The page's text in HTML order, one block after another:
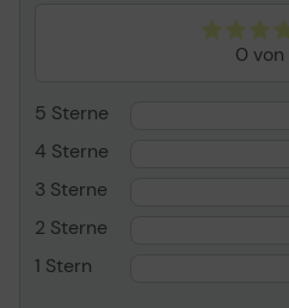
Informationen zur
0 von
5 Sterne
4 Sterne
3 Sterne
2 Sterne
1 Stern